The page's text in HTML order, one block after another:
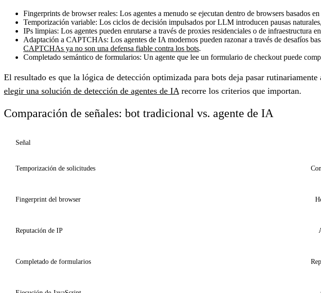
Fingerprints de browser reales: Los agentes a menudo se ejecutan dentro de browsers basados
Temporización variable: Los ciclos de decisión impulsados por LLM introducen pausas
IPs limpias: Los agentes pueden enrutarse a través de proxies residenciales o de infraestructura
Adaptación a CAPTCHAs: Los agentes de IA modernos pueden razonar a través de desafíos
CAPTCHAs ya no son una defensa fiable contra los bots.
Completado semántico de formularios: Un agente que lee un formulario de checkout puede
El resultado es que la lógica de detección optimizada para bots deja pasar
elegir una solución de detección de agentes de IA recorre los criterios que importan.
Comparación de señales: bot tradicional vs. agente de IA
Señal
Temporización de solicitudes
Fingerprint del browser
Reputación de IP
Completado de formularios